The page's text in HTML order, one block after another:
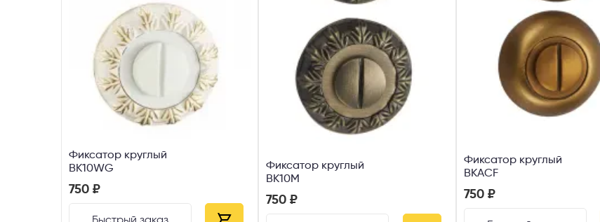
Фиксатор круглый
ВК10WG
750 ₽
Фиксатор круглый
ВК10М
750 ₽
Фиксатор круглый
ВКACF
750 ₽